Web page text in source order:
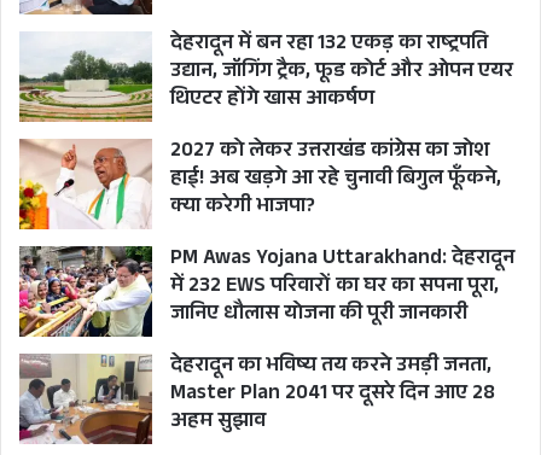
UTTARAKHAND
Uttarayani Kauthik Mahotsav 2026
देहरादून में बन रहा 132 एकड़ का राष्ट्रपति
उद्यान, जॉगिंग ट्रैक, फूड कोर्ट और ओपन एयर
थिएटर होंगे खास आकर्षण
2027 को लेकर उत्तराखंड कांग्रेस का जोश
हाई! अब खड़गे आ रहे चुनावी बिगुल फूँकने,
क्या करेगी भाजपा?
PM Awas Yojana Uttarakhand: देहरादून
में 232 EWS परिवारों का घर का सपना पूरा,
जानिए धौलास योजना की पूरी जानकारी
देहरादून का भविष्य तय करने उमड़ी जनता,
Master Plan 2041 पर दूसरे दिन आए 28
अहम सुझाव